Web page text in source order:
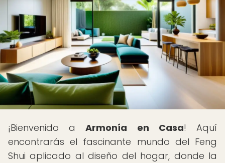
¡Bienvenido aArmonía en Casa! Aquí
encontrarás el fascinante mundo del Feng
Shui aplicado al diseño del hogar, donde la